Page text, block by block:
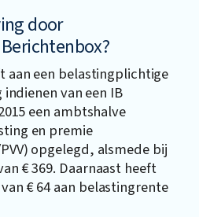
door
aan een belastingplichtige
van een IB
een ambtshalve
en premie
opgelegd, alsmede bij
€ 369. Daarnaast heeft
€ 64 aan belastingrente